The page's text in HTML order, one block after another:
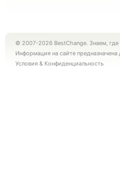
© 2007-2026 BestChange. Знаем, где
Информация на сайте предназначена
Условия & Конфиденциальность